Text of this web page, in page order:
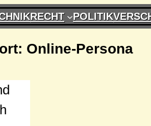
RECHT POLITIK
Online-Persona